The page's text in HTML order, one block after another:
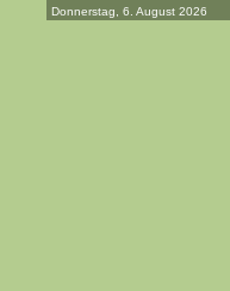
Donnerstag, 6. August 2026